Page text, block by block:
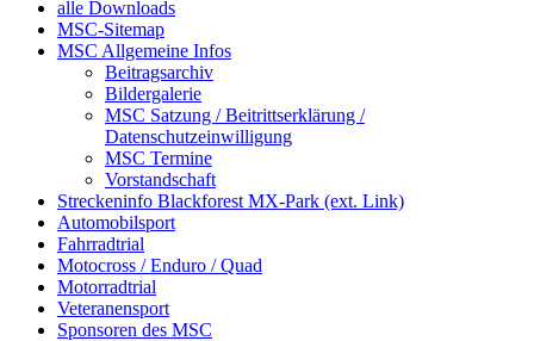
alle Downloads
MSC-Sitemap
MSC Allgemeine Infos
Beitragsarchiv
Bildergalerie
MSC Satzung / Beitrittserklärung /
Datenschutzeinwilligung
MSC Termine
Vorstandschaft
Streckeninfo Blackforest MX-Park (ext. Link)
Automobilsport
Fahrradtrial
Motocross / Enduro / Quad
Motorradtrial
Veteranensport
Sponsoren des MSC